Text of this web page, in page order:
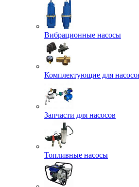
Вибрационные насосы
Комплектующие для
Запчасти для насосов
Топливные насосы